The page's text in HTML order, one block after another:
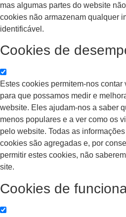
mas algumas partes do website
cookies não armazenam qualquer
identificável.
Cookies de
Estes cookies permitem-nos contar
para que possamos medir e
website. Eles ajudam-nos a saber
menos populares e a ver como os
pelo website. Todas as
cookies são agregadas e, por
permitir estes cookies, não
site.
Cookies de